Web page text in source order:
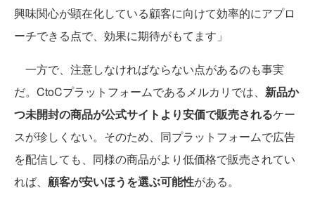
興味関心が顕在化している顧客に向けて効率的にアプロ
ーチできる点で、効果に期待がもてます」
一方で、注意しなければならない点があるのも事実
だ。CtoCプラットフォームであるメルカリでは、 新品か
つ未開封の商品が公式サイトより安価で販売されるケー
スが珍しくない。そのため、同プラットフォームで広告
を配信しても、同様の商品がより低価格で販売されてい
れば、 顧客が安いほうを選ぶ可能性がある。